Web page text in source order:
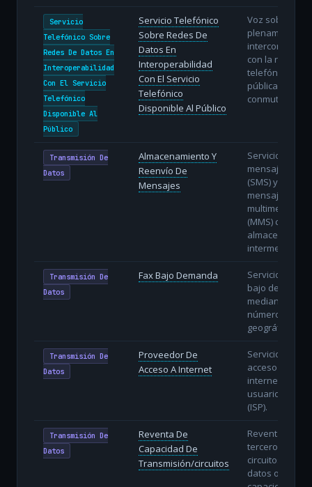
Servicio
Telefónico Sobre
Redes De Datos En
Interoperabilidad
Con El Servicio
Telefónico
Disponible Al
Público
Servicio Telefónico
Sobre Redes De
Datos En
Interoperabilidad
Con El Servicio
Telefónico
Disponible Al Público
Voz sobre IP
plenamente
interconectada
con la red
telefónica
pública
conmutada.
Transmisión De
Datos
Almacenamiento Y
Reenvío De
Mensajes
Servicios de
mensajes
(SMS) y
mensajería
multimedia
(MMS) con
intermedio.
Transmisión De
Datos
Fax Bajo Demanda
Servicio de fax
bajo demanda
mediante
números no
geográficos.
Transmisión De
Datos
Proveedor De
Acceso A Internet
Servicio de
acceso a
internet a
usuarios
(ISP).
Transmisión De
Datos
Reventa De
Capacidad De
Transmisión/circuitos
Reventa a
terceros de
circuitos de
datos o